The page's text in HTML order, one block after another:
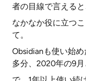
者の目線で言えると
なかなか役に立つ
て。
Obsidianも使い始め
多分、2020年の9月